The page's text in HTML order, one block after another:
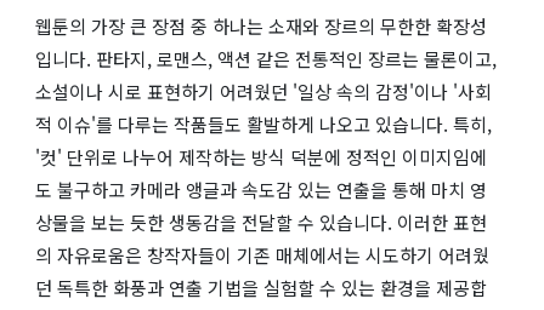
웹툰의 가장 큰 장점 중 하나는 소재와 장르의 무한한 확장성
입니다. 판타지, 로맨스, 액션 같은 전통적인 장르는 물론이고,
소설이나 시로 표현하기 어려웠던 '일상 속의 감정'이나 '사회
적 이슈'를 다루는 작품들도 활발하게 나오고 있습니다. 특히,
'컷' 단위로 나누어 제작하는 방식 덕분에 정적인 이미지임에
도 불구하고 카메라 앵글과 속도감 있는 연출을 통해 마치 영
상물을 보는 듯한 생동감을 전달할 수 있습니다. 이러한 표현
의 자유로움은 창작자들이 기존 매체에서는 시도하기 어려웠
던 독특한 화풍과 연출 기법을 실험할 수 있는 환경을 제공합